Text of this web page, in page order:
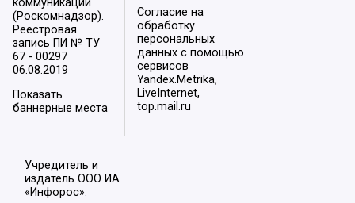
(Роскомнадзор).
Реестровая
запись ПИ № ТУ
67 - 00297
06.08.2019
Показать
баннерные места
Согласие на
обработку
персональных
данных с помощью
сервисов
Yandex.Metrika,
LiveInternet,
top.mail.ru
Учредитель и
издатель ООО ИА
«Инфорос».